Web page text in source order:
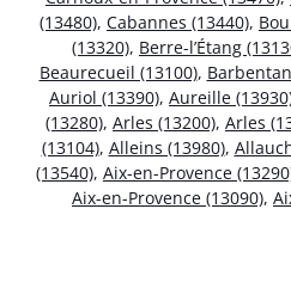
(13480), Cabannes (13440),
(13320), Berre-l’Étang
Beaurecueil (13100),
Auriol (13390), Aureille
(13280), Arles (13200), Arles
(13104), Alleins (13980),
(13540), Aix-en-Provence
Aix-en-Provence (13090),